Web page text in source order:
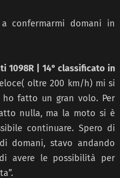
confermarmi domani in
1098R | 14° classificato in
oltre 200 km/h) mi si
ho fatto un gran volo. Per
nulla, ma la moto si è
continuare. Spero di
domani, stavo andando
avere le possibilità per